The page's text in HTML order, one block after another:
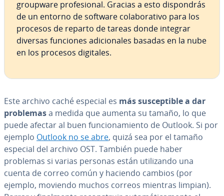
groupware pro­fe­sio­nal. Gracias a esto di­s­po­n­drás
de un entorno de software co­la­bo­ra­ti­vo para los
procesos de reparto de tareas donde integrar
diversas funciones adi­cio­na­les basadas en la nube
en los procesos digitales.
Este archivo caché especial es más su­s­ce­p­ti­ble a dar
problemasa medida que aumenta su tamaño, lo que
puede afectar al buen fu­n­cio­na­mie­n­to de Outlook. Si por
ejemplo Outlook no se abre, quizá sea por el tamaño
especial del archivo OST. También puede haber
problemas si varias personas están uti­li­za­n­do una
cuenta de correo común y haciendo cambios (por
ejemplo, moviendo muchos correos mientras limpian).